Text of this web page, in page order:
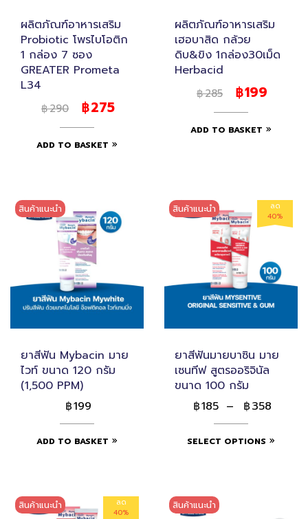
ผลิตภัณฑ์อาหารเสริม
Probiotic โพรไบโอติก
1 กล่อง 7 ซอง
GREATER Prometa
L34
฿290 ฿275
ADD TO BASKET
ผลิตภัณฑ์อาหารเสริม
เฮอบาสิด กล้วย
ดิบ&ขิง 1กล่อง30เม็ด
Herbacid
฿285 ฿199
ADD TO BASKET
สินค้าแนะนำ
ยาสีฟัน Mybacin มาย
ไวท์ ขนาด 120 กรัม
(1,500 PPM)
฿199
ADD TO BASKET
ลด
40%
สินค้าแนะนำ
ยาสีฟันมายบาซิน มาย
เซนทีฟ สูตรออริจินัล
ขนาด 100 กรัม
฿185 – ฿358
SELECT OPTIONS
ลด
40%
สินค้าแนะนำ สินค้าแนะนำ